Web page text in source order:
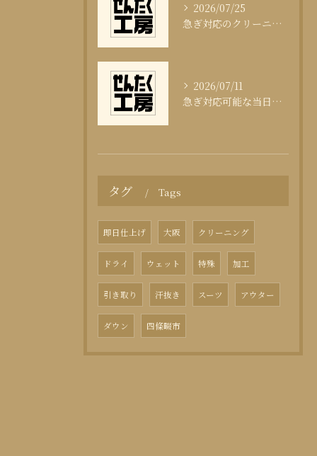
2026/07/25
急ぎ対応のクリーニング即日サービスの秘訣
2026/07/11
急ぎ対応可能な当日クリーニングの実態
タグ Tags
即日仕上げ 大阪 クリーニング
ドライ ウェット 特殊 加工
引き取り 汗抜き スーツ アウター
ダウン 四條畷市